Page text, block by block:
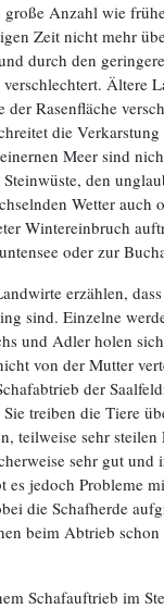
große Anzahl wie
Zeit nicht mehr
durch den
Ältere
Rasenfläche
die
Meer sind
den
Wetter auch
Wintereinbruch
oder zur
erzählen,
sind. Einzelne
und Adler holen
von der Mutter
der
treiben die Tiere
teilweise sehr steilen
sehr gut und
es jedoch Probleme
die Schafherde
beim Abtrieb schon
Schafauftrieb im